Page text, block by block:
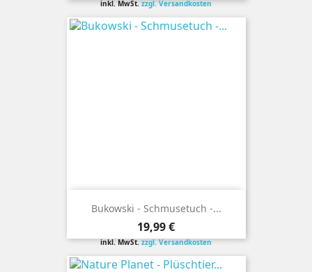
inkl. MwSt.zzgl. Versandkosten
Bukowski - Schmusetuch -...
Preis
19,99 €
inkl. MwSt.zzgl. Versandkosten